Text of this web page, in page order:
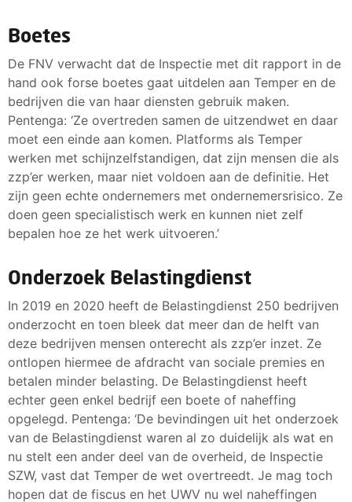
Boetes
De FNV verwacht dat de Inspectie met dit rapport in de
hand ook forse boetes gaat uitdelen aan Temper en de
bedrijven die van haar diensten gebruik maken.
Pentenga: ‘Ze overtreden samen de uitzendwet en daar
moet een einde aan komen. Platforms als Temper
werken met schijnzelfstandigen, dat zijn mensen die als
zzp’er werken, maar niet voldoen aan de definitie. Het
zijn geen echte ondernemers met ondernemersrisico. Ze
doen geen specialistisch werk en kunnen niet zelf
bepalen hoe ze het werk uitvoeren.’
Onderzoek Belastingdienst
In 2019 en 2020 heeft de Belastingdienst 250 bedrijven
onderzocht en toen bleek dat meer dan de helft van
deze bedrijven mensen onterecht als zzp’er inzet. Ze
ontlopen hiermee de afdracht van sociale premies en
betalen minder belasting. De Belastingdienst heeft
echter geen enkel bedrijf een boete of naheffing
opgelegd. Pentenga: ‘De bevindingen uit het onderzoek
van de Belastingdienst waren al zo duidelijk als wat en
nu stelt een ander deel van de overheid, de Inspectie
SZW, vast dat Temper de wet overtreedt. Je mag toch
hopen dat de fiscus en het UWV nu wel naheffingen